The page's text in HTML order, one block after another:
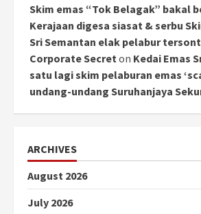
Skim emas “Tok Belagak” bakal
Kerajaan digesa siasat & serbu
Sri Semantan elak pelabur
Corporate Secret on Kedai Emas
satu lagi skim pelaburan emas
undang-undang Suruhanjaya
ARCHIVES
August 2026
July 2026